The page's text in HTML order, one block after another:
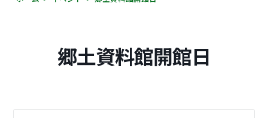
観光・イベント情報
郷土資料館開館日